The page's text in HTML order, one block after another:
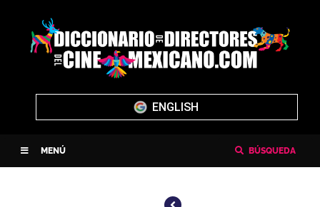
ENGLISH
MENÚ BÚSQUEDA